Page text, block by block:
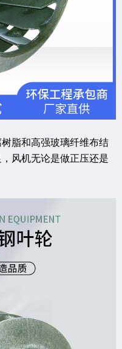
脂和高强玻璃纤维布结
风机无论是做正压还是